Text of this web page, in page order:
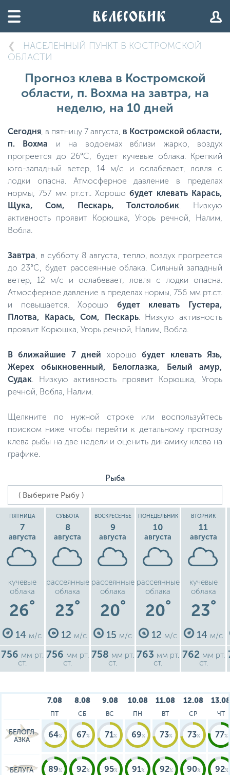
НАСЕЛЕННЫЙ ПУНКТ В КОСТРОМСКОЙ
ОБЛАСТИ
Прогноз клева в Костромской
области, п. Вохма на завтра, на
неделю, на 10 дней
Сегодня, в пятницу 7 августа, в Костромской области,
п. Вохма и на водоемах вблизи жарко, воздух
прогреется до 26°C, будет кучевые облака. Крепкий
юго-западный ветер, 14 м/с и ослабевает, ловля с
лодки опасна. Атмосферное давление в пределах
нормы, 757 мм рт.ст.. Хорошобудет клевать Карась,
Щука, Сом, Пескарь, Толстолобик. Низкую
активность проявит Корюшка, Угорь речной, Налим,
Вобла.
Завтра, в субботу 8 августа, тепло, воздух прогреется
до 23°C, будет рассеянные облака. Сильный западный
ветер, 12 м/с и ослабевает, ловля с лодки опасна.
Атмосферное давление в пределах нормы, 756 мм рт.ст.
и повышается. Хорошо будет клевать Густера,
Плотва, Карась, Сом, Пескарь. Низкую активность
проявит Корюшка, Угорь речной, Налим, Вобла.
В ближайшие 7 дней хорошобудет клевать Язь,
Жерех обыкновенный, Белоглазка, Белый амур,
Судак. Низкую активность проявит Корюшка, Угорь
речной, Вобла, Налим.
Щелкните по нужной строке или воспользуйтесь
поиском ниже чтобы перейти к детальному прогнозу
клева рыбы на две недели и оценить динамику клева на
графике.
Рыба
ПЯТНИЦА
7
августа
кучевые
облака
26°
14 м/с
756 мм рт.
ст.
СУББОТА
8
августа
рассеянные
облака
23°
12 м/с
756 мм рт.
ст.
ВОСКРЕСЕНЬЕ
9
августа
рассеянные
облака
20°
15 м/с
758 мм рт.
ст.
ПОНЕДЕЛЬНИК
10
августа
рассеянные
облака
20°
12 м/с
763 мм рт.
ст.
ВТОРНИК
11
августа
кучевые
облака
23°
14 м/с
762 мм рт.
ст.
7.08
ПТ
8.08
СБ
9.08
ВС
10.08
ПН
11.08
ВТ
12.08
СР
13.08
ЧТ
БЕЛОГЛ
АЗКА
64 67 71 69 73 73 77
БЕЛУГА 89 92 95 91 92 90 92